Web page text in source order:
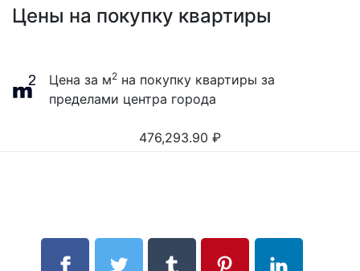
Цены на покупку квартиры
Цена за м2 на покупку квартиры за
пределами центра города
476,293.90 ₽